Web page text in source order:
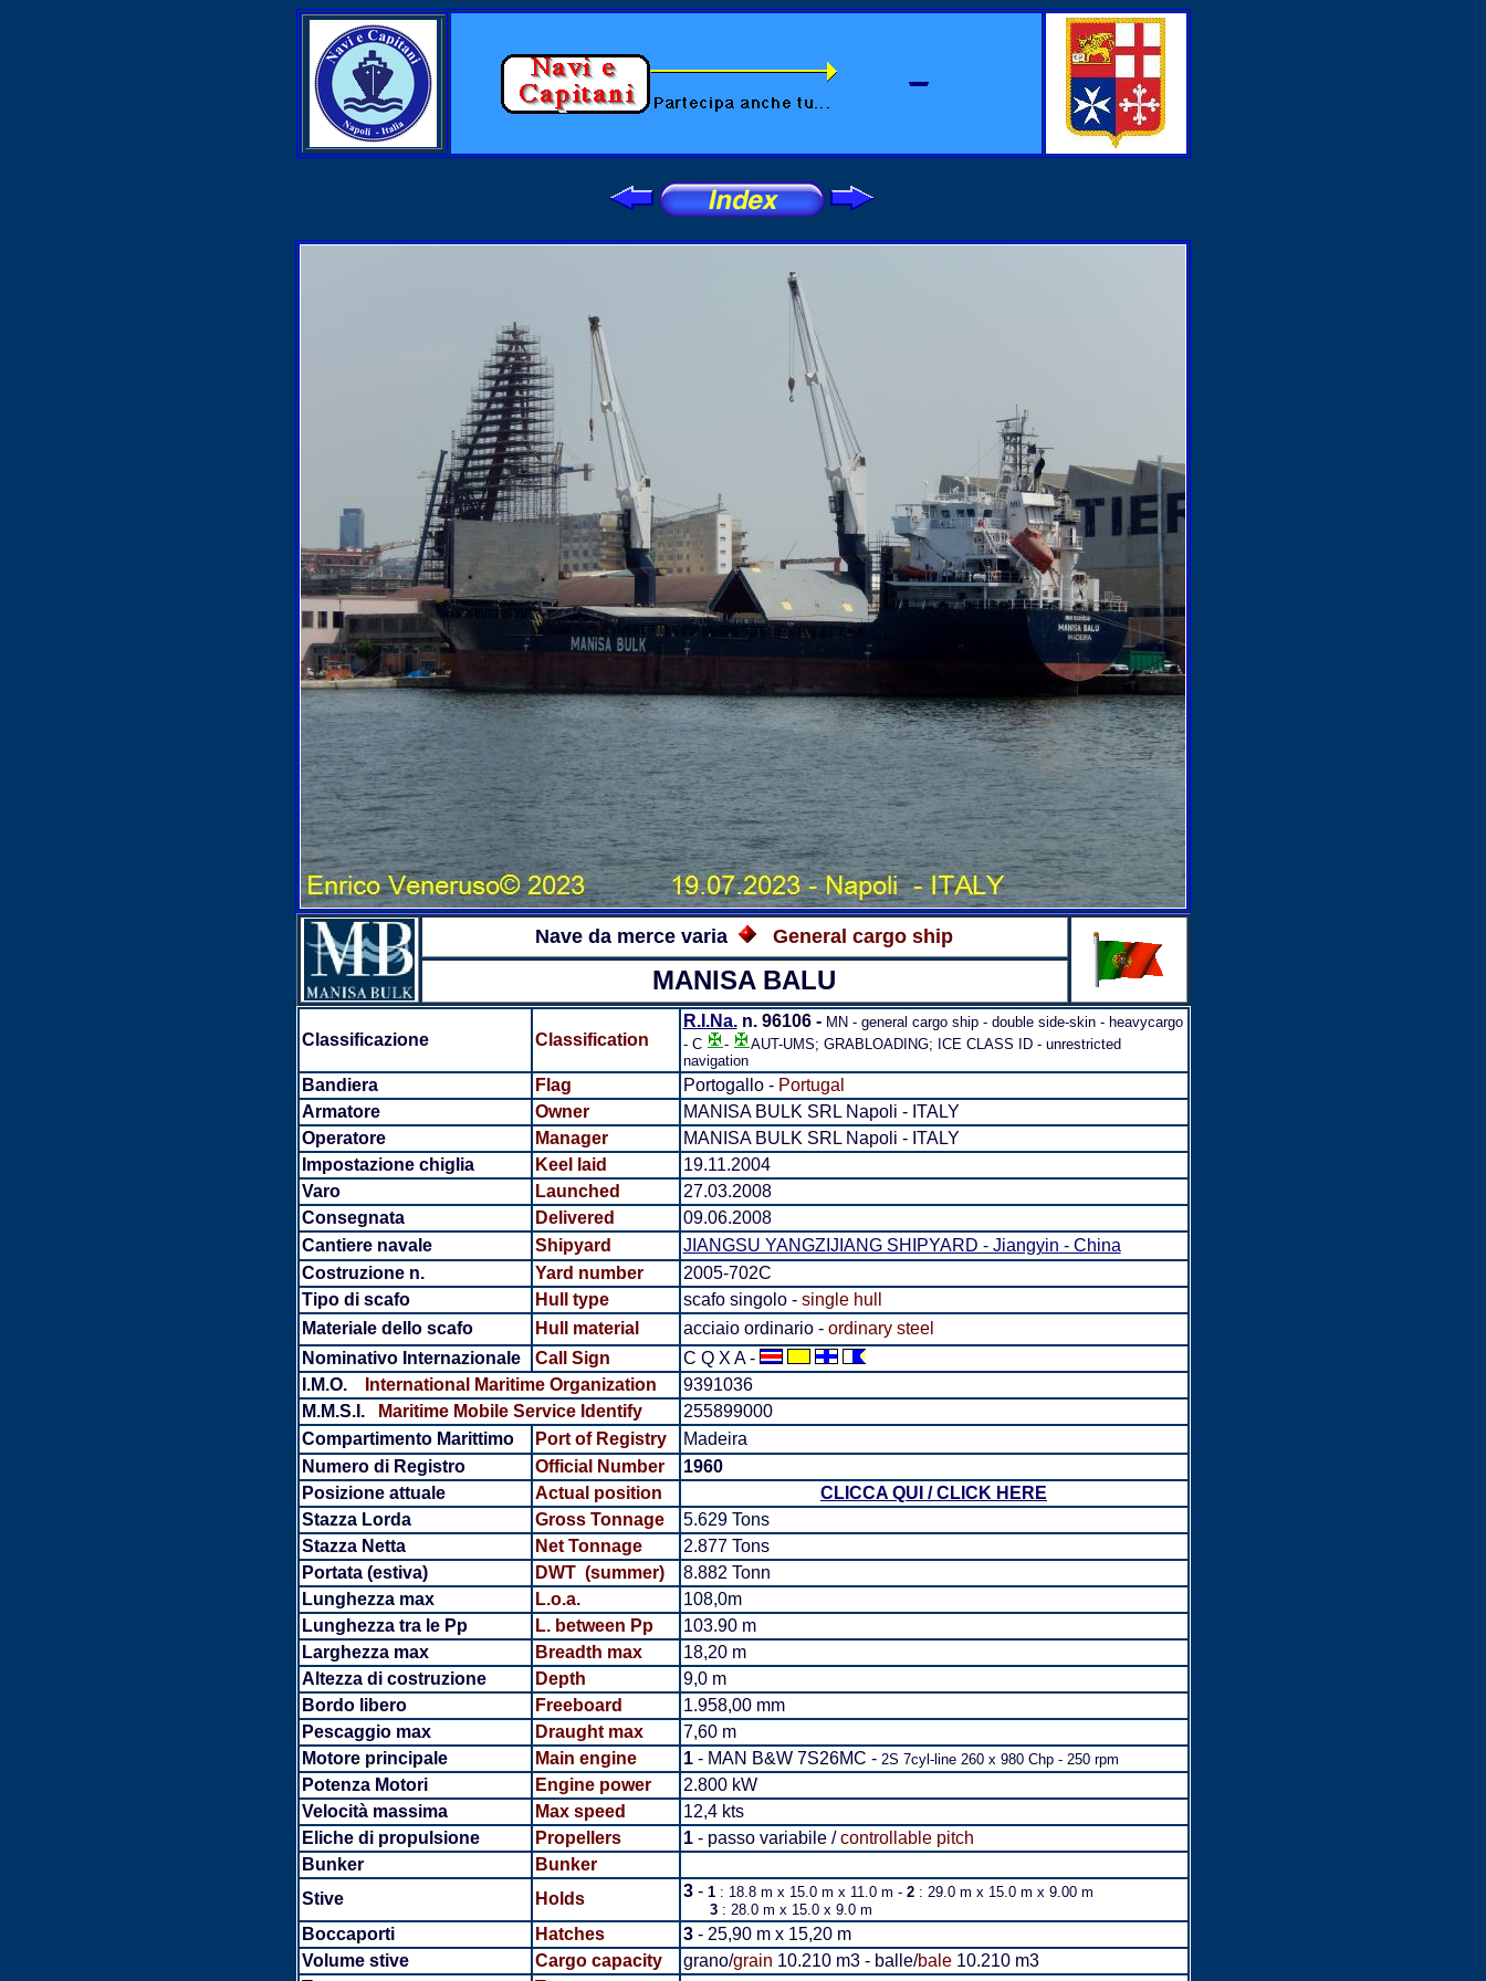
Nave da merce varia General cargo ship
MANISA BALU
Classificazione Classification
R.I.Na.n. 96106 - MN - general cargo ship - double side-skin - heavycargo
- C
-
AUT-UMS; GRABLOADING; ICE CLASS ID - unrestricted
navigation
Bandiera Flag Portogallo - Portugal
Armatore
Owner
MANISA BULK SRL Napoli - ITALY
Operatore
Manager
MANISA BULK SRL Napoli - ITALY
Impostazione chiglia
Keel laid
19.11.2004
Varo
Launched
27.03.2008
Consegnata
Delivered
09.06.2008
Cantiere navale
Shipyard
JIANGSU YANGZIJIANG SHIPYARD - Jiangyin - China
Costruzione n.
Yard number
2005-702C
Tipo di scafo
Hull type scafo singolo - single hull
Materiale dello scafo
Hull material acciaio ordinario -ordinary steel
Nominativo Internazionale
Call Sign
C Q X A -
I.M.O.
International Maritime Organization
9391036
M.M.S.I.
Maritime Mobile Service Identify
255899000
Compartimento Marittimo
Port of Registry
Madeira
Numero di Registro
Official Number
1960
Posizione attuale
Actual position
CLICCA QUI / CLICK HERE
Stazza Lorda
Gross Tonnage
5.629 Tons
Stazza Netta
Net Tonnage
2.877 Tons
Portata (estiva)
DWT (summer)
8.882 Tonn
Lunghezza max
L.o.a.
108,0m
Lunghezza tra le Pp
L. between Pp
103.90 m
Larghezza max
Breadth max
18,20 m
Altezza di costruzione
Depth
9,0 m
Bordo libero
Freeboard
1.958,00 mm
Pescaggio max
Draught max
7,60 m
Motore principale
Main engine 1- MAN B&W 7S26MC - 2S 7cyl-line 260 x 980 Chp - 250 rpm
Potenza Motori Engine power
2.800 kW
Velocità massima
Max speed
12,4 kts
Eliche di propulsione
Propellers 1- passo variabile /controllable pitch
Bunker
Bunker
Stive
Holds 3- 1 : 18.8 m x 15.0 m x 11.0 m -2: 29.0 m x 15.0 m x 9.00 m
3: 28.0 m x 15.0 x 9.0 m
Boccaporti Hatches 3- 25,90 m x 15,20 m
Volume stive
Cargo capacity grano/grain 10.210 m3 - balle/bale 10.210 m3